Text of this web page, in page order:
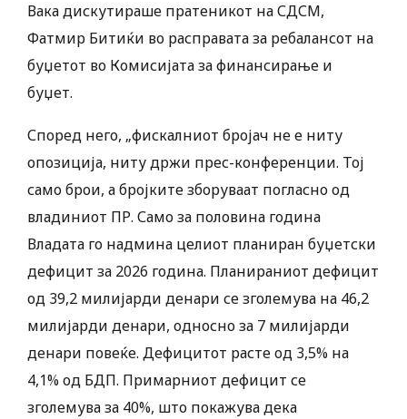
Вака дискутираше пратеникот на СДСМ,
Фатмир Битиќи во расправата за ребалансот на
буџетот во Комисијата за финансирање и
буџет.
Според него, „фискалниот бројач не е ниту
опозиција, ниту држи прес-конференции. Тој
само брои, а бројките зборуваат погласно од
владиниот ПР. Само за половина година
Владата го надмина целиот планиран буџетски
дефицит за 2026 година. Планираниот дефицит
од 39,2 милијарди денари се зголемува на 46,2
милијарди денари, односно за 7 милијарди
денари повеќе. Дефицитот расте од 3,5% на
4,1% од БДП. Примарниот дефицит се
зголемува за 40%, што покажува дека